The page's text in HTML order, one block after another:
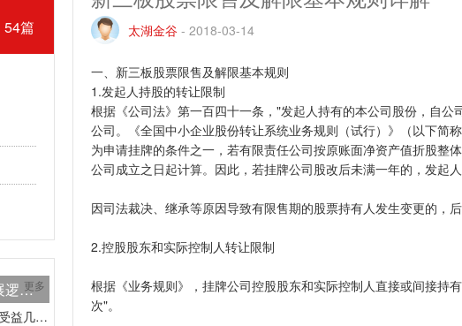
54篇
更多
新三板今年继续推进市场改革 三大改革发展逻辑已现
政府工作报告第6次提及多层次资本市场 新三板受益几何？
太湖金谷 - 2018-03-14
一、新三板股票限售及解限基本规则
1.发起人持股的转让限制
根据《公司法》第一百四十一条，"发起人持有的本公司股份，自
公司。《全国中小企业股份转让系统业务规则（试行）》（以下简
为申请挂牌的条件之一，若有限责任公司按原账面净资产值折股整
公司成立之日起计算。因此，若挂牌公司股改后未满一年的，发起
因司法裁决、继承等原因导致有限售期的股票持有人发生变更的，
2.控股股东和实际控制人转让限制
根据《业务规则》，挂牌公司控股股东和实际控制人直接或间接持
次"。